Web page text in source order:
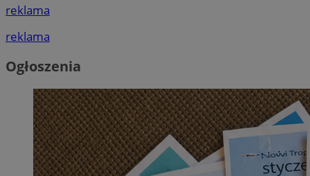
reklama
reklama
Ogłoszenia